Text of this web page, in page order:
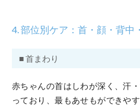
4. 部位別ケア：首・顔・背中
■ 首まわり
赤ちゃんの首はしわが深く、汗
っており、最もあせもができや